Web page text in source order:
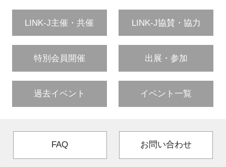
LINK-J主催・共催 LINK-J協賛・協力
特別会員開催 出展・参加
過去イベント イベント一覧
FAQ お問い合わせ